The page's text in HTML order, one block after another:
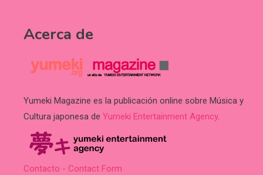
Acerca de
Yumeki Magazine es la publicación online sobre Música y
Cultura japonesa de Yumeki Entertainment Agency.
Contacto - Contact Form